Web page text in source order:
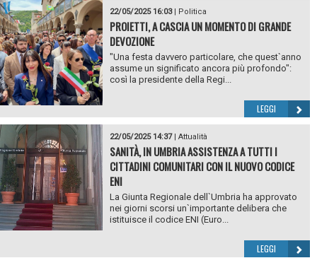
22/05/2025 16:03| Politica
PROIETTI, A CASCIA UN MOMENTO DI GRANDE
DEVOZIONE
"Una festa davvero particolare, che quest`anno
assume un significato ancora più profondo":
così la presidente della Regi...
LEGGI
22/05/2025 14:37| Attualità
SANITÀ, IN UMBRIA ASSISTENZA A TUTTI I
CITTADINI COMUNITARI CON IL NUOVO CODICE
ENI
La Giunta Regionale dell`Umbria ha approvato
nei giorni scorsi un`importante delibera che
istituisce il codice ENI (Euro...
LEGGI